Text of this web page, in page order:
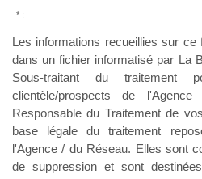
* :
Les informations recueillies sur ce
dans un fichier informatisé par La
Sous-traitant du
clientèle/prospects de
Responsable du Traitement de
base légale du traitement
l'Agence / du Réseau. Elles sont
de suppression et sont